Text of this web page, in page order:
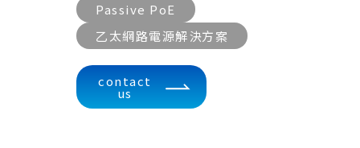
Passive PoE
乙太網路電源解決方案
contact
us